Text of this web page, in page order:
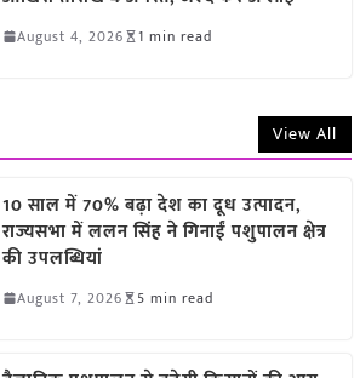
August 4, 2026 1 min read
View All
10 साल में 70% बढ़ा देश का दूध उत्पादन,
राज्यसभा में ललन सिंह ने गिनाईं पशुपालन क्षेत्र
की उपलब्धियां
August 7, 2026 5 min read